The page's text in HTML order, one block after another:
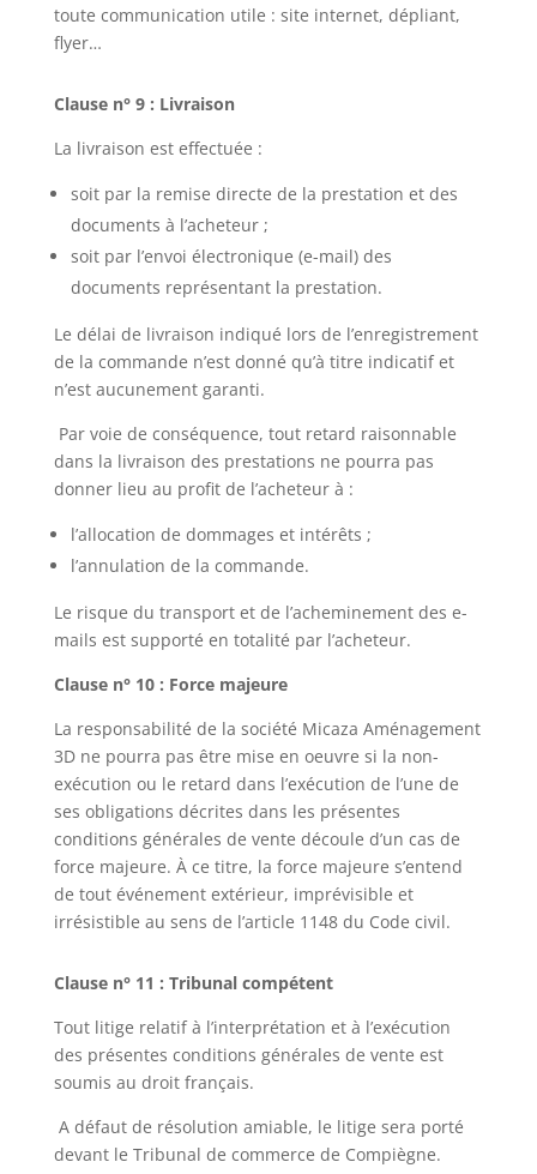
toute communication utile : site internet, dépliant,
flyer…
Clause n° 9 : Livraison
La livraison est effectuée :
soit par la remise directe de la prestation et des
documents à l’acheteur ;
soit par l’envoi électronique (e-mail) des
documents représentant la prestation.
Le délai de livraison indiqué lors de l’enregistrement
de la commande n’est donné qu’à titre indicatif et
n’est aucunement garanti.
Par voie de conséquence, tout retard raisonnable
dans la livraison des prestations ne pourra pas
donner lieu au profit de l’acheteur à :
l’allocation de dommages et intérêts ;
l’annulation de la commande.
Le risque du transport et de l’acheminement des e-
mails est supporté en totalité par l’acheteur.
Clause n° 10 : Force majeure
La responsabilité de la société Micaza Aménagement
3D ne pourra pas être mise en oeuvre si la non-
exécution ou le retard dans l’exécution de l’une de
ses obligations décrites dans les présentes
conditions générales de vente découle d’un cas de
force majeure. À ce titre, la force majeure s’entend
de tout événement extérieur, imprévisible et
irrésistible au sens de l’article 1148 du Code civil.
Clause n° 11 : Tribunal compétent
Tout litige relatif à l’interprétation et à l’exécution
des présentes conditions générales de vente est
soumis au droit français.
A défaut de résolution amiable, le litige sera porté
devant le Tribunal de commerce de Compiègne.